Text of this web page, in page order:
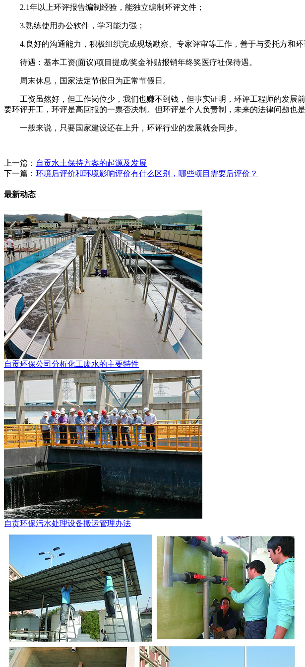
2.1年以上环评报告编制经验，能独立编制环评文件；
3.熟练使用办公软件，学习能力强；
4.良好的沟通能力，积极组织完成现场勘察、专家评审等工作，善于与委托方和环
待遇：基本工资(面议)项目提成/奖金补贴报销年终奖医疗社保待遇。
周末休息，国家法定节假日为正常节假日。
工资虽然好，但工作岗位少，我们也赚不到钱，但事实证明，环评工程师的发展
要环评开工，环评是高回报的一票否决制。但环评是个人负责制，未来的法律问题也
一般来说，只要国家建设还在上升，环评行业的发展就会同步。
上一篇： 自贡水土保持方案的起源及发展
下一篇： 环境后评价和环境影响评价有什么区别，哪些项目需要后评价？
最新动态
自贡环保公司分析化工废水的主要特性
自贡环保污水处理设备搬运管理办法